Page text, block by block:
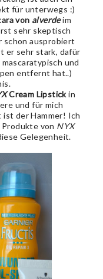
für unterwegs :)
von alverdeim
sehr skeptisch
schon ausprobiert
er sehr stark, dafür
und
entfernt hat..)
Cream Lipstickin
und für mich
ist der Hammer! Ich
von NYX
Gelegenheit.